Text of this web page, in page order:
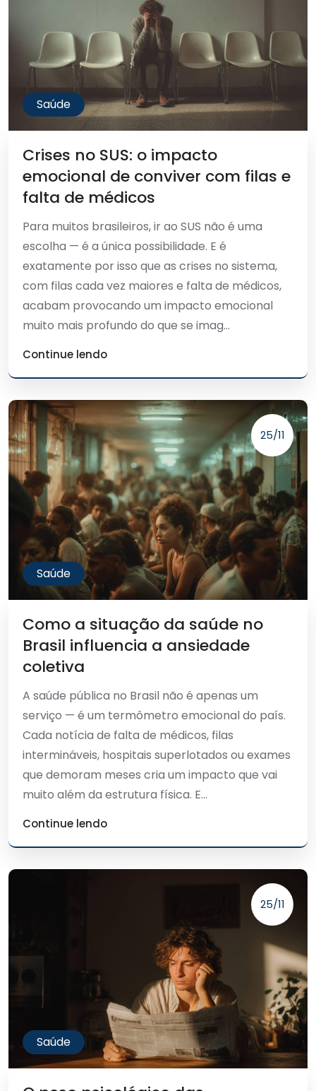
Saúde
Crises no SUS: o impacto
emocional de conviver com filas e
falta de médicos
Para muitos brasileiros, ir ao SUS não é uma
escolha — é a única possibilidade. E é
exatamente por isso que as crises no sistema,
com filas cada vez maiores e falta de médicos,
acabam provocando um impacto emocional
muito mais profundo do que se imag...
Continue lendo
25/11
Saúde
Como a situação da saúde no
Brasil influencia a ansiedade
coletiva
A saúde pública no Brasil não é apenas um
serviço — é um termômetro emocional do país.
Cada notícia de falta de médicos, filas
intermináveis, hospitais superlotados ou exames
que demoram meses cria um impacto que vai
muito além da estrutura física. E...
Continue lendo
25/11
Saúde